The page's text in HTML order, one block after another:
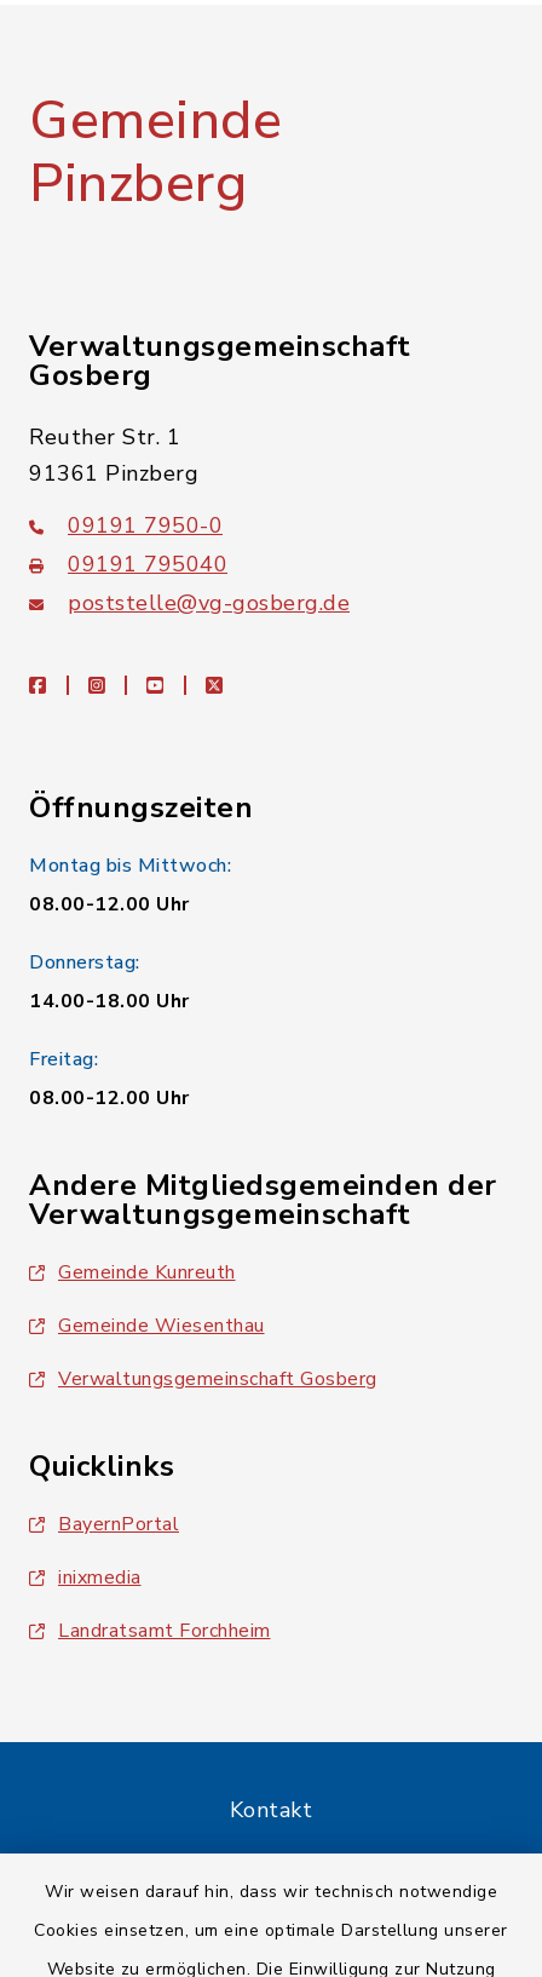
Wir weisen darauf hin, dass wir technisch notwendige
Cookies einsetzen, um eine optimale Darstellung unserer
Website zu ermöglichen. Die Einwilligung zur Nutzung
Gemeinde
Pinzberg
Verwaltungsgemeinschaft
Gosberg
Reuther Str. 1
91361 Pinzberg
09191 7950-0
09191 795040
poststelle@vg-gosberg.de
facebookinstagramyoutubeX
Öffnungszeiten
Montag bis Mittwoch:
08.00-12.00 Uhr
Donnerstag:
14.00-18.00 Uhr
Freitag:
08.00-12.00 Uhr
Andere Mitgliedsgemeinden der
Verwaltungsgemeinschaft
Gemeinde Kunreuth
Gemeinde Wiesenthau
Verwaltungsgemeinschaft Gosberg
Quicklinks
BayernPortal
inixmedia
Landratsamt Forchheim
Kontakt
Datenschutz